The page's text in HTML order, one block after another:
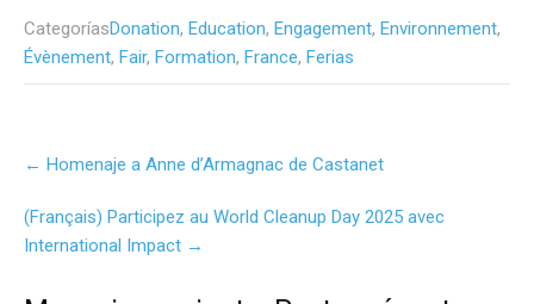
CategoríasDonation, Education, Engagement, Environnement,
Évènement, Fair, Formation, France, Ferias
navigation
← Homenaje a Anne d’Armagnac de Castanet
(Français) Participez au World Cleanup Day 2025 avec
International Impact →